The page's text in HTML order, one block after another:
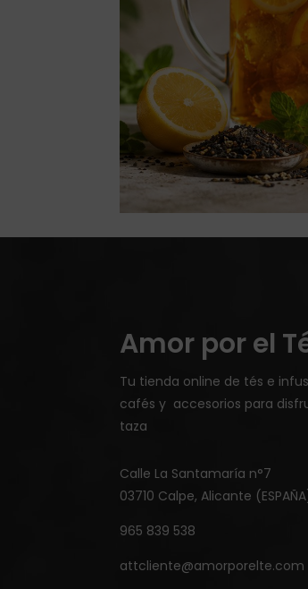
Amor por el
Tu tienda online de tés e
cafés y accesorios para
taza
Calle La Santamaría n°7
03710 Calpe, Alicante
965 839 538
attcliente@amorporelte.com